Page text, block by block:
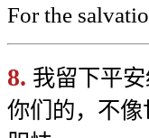
For the
8. 我留下平
你们的，不